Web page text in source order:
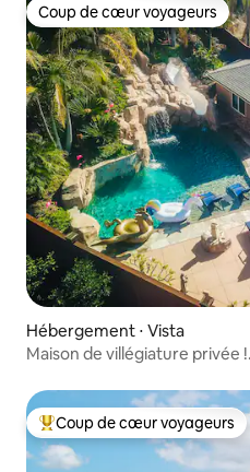
Coup de cœur voyageurs
Coup de cœur voyageurs
Hébergement ⋅ Vista
Maison de villégiature privée !
Coups de cœur voyageurs
Coup de cœur voyageurs